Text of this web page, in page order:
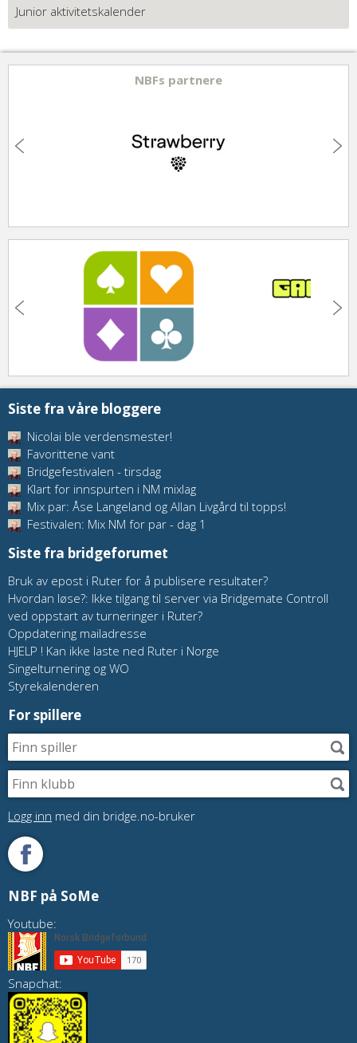
Junior aktivitetskalender
NBFs partnere
Siste fra våre bloggere
Nicolai ble verdensmester!
Favorittene vant
Bridgefestivalen - tirsdag
Klart for innspurten i NM mixlag
Mix par: Åse Langeland og Allan Livgård til topps!
Festivalen: Mix NM for par - dag 1
Siste fra bridgeforumet
Bruk av epost i Ruter for å publisere resultater?
Hvordan løse?: Ikke tilgang til server via Bridgemate Controll
ved oppstart av turneringer i Ruter?
Oppdatering mailadresse
HJELP ! Kan ikke laste ned Ruter i Norge
Singelturnering og WO
Styrekalenderen
For spillere
Logg inn med din bridge.no-bruker
NBF på SoMe
Youtube:
Snapchat: